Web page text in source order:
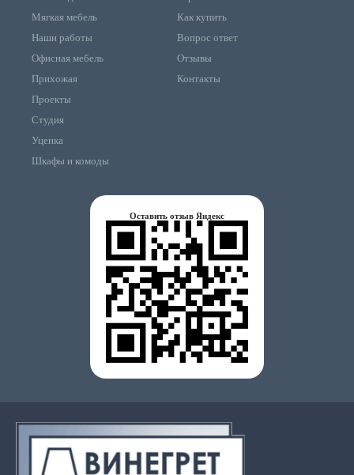
Мягкая мебель
Наши работы
Офисная мебель
Прихожая
Проекты
Студия
Уценка
Шкафы и комоды
Как купить
Вопрос ответ
Отзывы
Контакты
Оставить отзыв Яндекс